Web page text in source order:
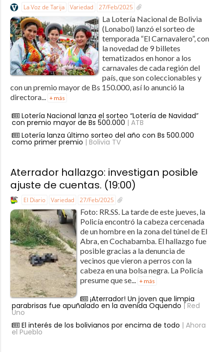
La Voz de Tarija Variedad 27/Feb/2025
La Lotería Nacional de Bolivia
(Lonabol) lanzó el sorteo de
temporada “El Carnavalero”, con
la novedad de 9 billetes
tematizados en honor a los
carnavales de cada región del
país, que son coleccionables y
con un premio mayor de Bs 150.000, así lo anunció la
directora... + más
Lotería Nacional lanza el sorteo “Lotería de Navidad”
con premio mayor de Bs 500.000 | ATB
Lotería lanza último sorteo del año con Bs 500.000
como primer premio | Bolivia TV
Aterrador hallazgo: investigan posible
ajuste de cuentas. (19:00)
El Diario Variedad 27/Feb/2025
Foto: RR.SS. La tarde de este jueves, la
Policía encontró la cabeza cercenada
de un hombre en la zona del túnel de El
Abra, en Cochabamba. El hallazgo fue
posible gracias a la denuncia de
vecinos que vieron a perros con la
cabeza en una bolsa negra. La Policía
presume que se... + más
¡Aterrador! Un joven que limpia
parabrisas fue apuñalado en la avenida Oquendo | Red
Uno
El interés de los bolivianos por encima de todo | Ahora
el Pueblo